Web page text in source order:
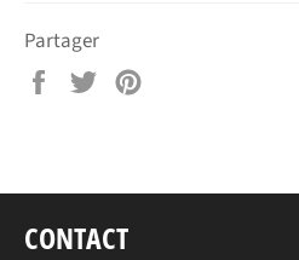
Partager
PartagerTweeter
CONTACT